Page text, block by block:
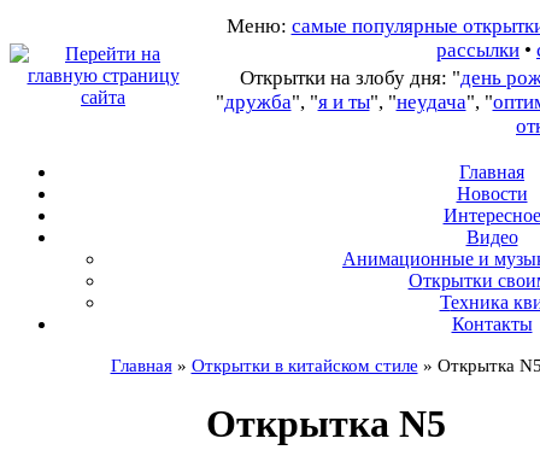
Меню: самые популярные
рассылки •
Открытки на злобу дня: "день
"дружба", "я и ты", "неудача", "
Главная
Новости
Интересное
Видео
Анимационные и
Открытки
Техника
Контакты
Главная» Открытки в китайском стиле » Открытка
Открытка N5